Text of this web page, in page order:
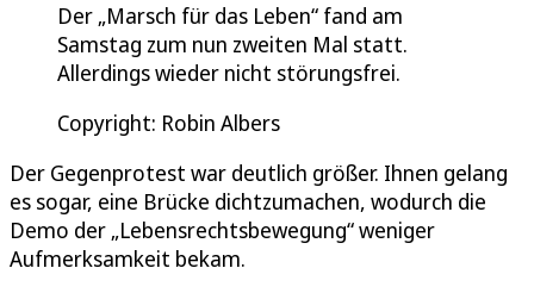
Der „Marsch für das Leben“ fand am
Samstag zum nun zweiten Mal statt.
Allerdings wieder nicht störungsfrei.
Copyright: Robin Albers
Der Gegenprotest war deutlich größer. Ihnen gelang
es sogar, eine Brücke dichtzumachen, wodurch die
Demo der „Lebensrechtsbewegung“ weniger
Aufmerksamkeit bekam.